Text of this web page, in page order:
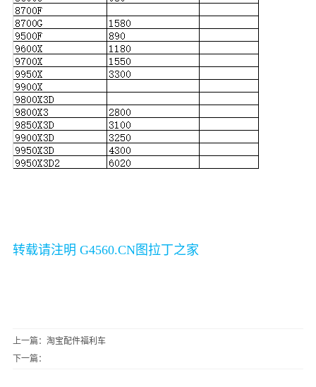
转载请注明 G4560.CN图拉丁之家
上一篇： 淘宝配件福利车
下一篇：